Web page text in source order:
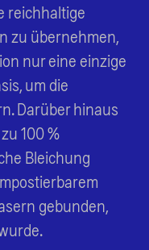
reichhaltige
zu übernehmen,
nur eine einzige
um die
Darüber hinaus
100 %
Bleichung
gebunden,